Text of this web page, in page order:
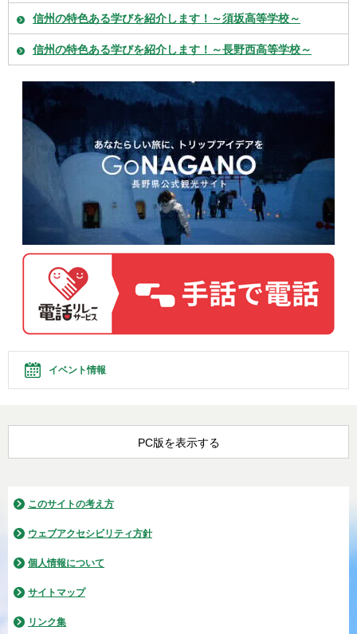
信州の特色ある学びを紹介します！～須坂高等学校～
信州の特色ある学びを紹介します！～長野西高等学校～
イベント情報
PC版を表示する
このサイトの考え方
ウェブアクセシビリティ方針
個人情報について
サイトマップ
リンク集